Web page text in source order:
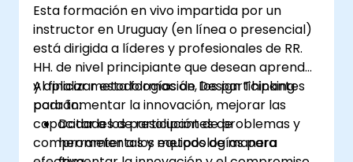
Esta formación en vivo impartida por un
instructor en Uruguay (en línea o presencial)
está dirigida a líderes y profesionales de RR.
HH. de nivel principiante que desean aprender
y aplicar metodologías de Design Thinking
para fomentar la innovación, mejorar las
capacidades de resolución de problemas y
comprometer a los equipos de manera
Al finalizar esta formación, los participantes
podrán:
Dotar a los participantes de
herramientas y metodologías para